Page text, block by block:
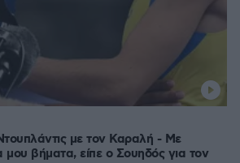
με τον Καραλή - Με
βήματα, είπε ο Σουηδός για τον